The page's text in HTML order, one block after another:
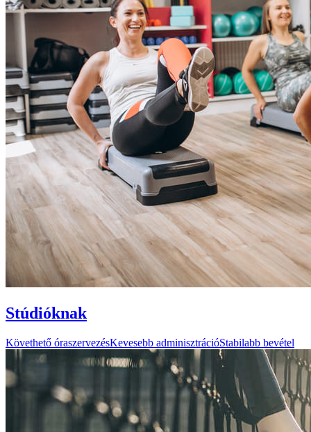
Stúdióknak
Követhető óraszervezésKevesebb adminisztrációStabilabb bevétel